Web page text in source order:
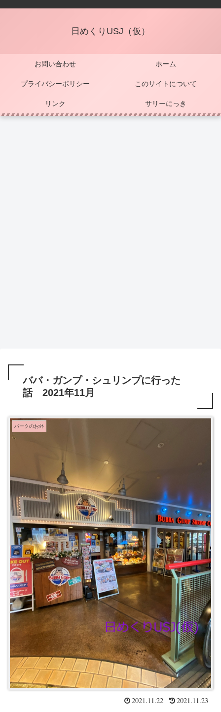
日めくりUSJ（仮）
お問い合わせ ホーム
プライバシーポリシー このサイトについて
リンク サリーにっき
ババ・ガンプ・シュリンプに行った
話 2021年11月
パークのお外
2021.11.22 2021.11.23